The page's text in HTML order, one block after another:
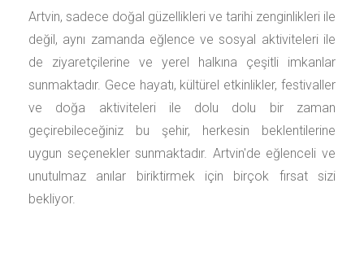
Artvin, sadece doğal güzellikleri ve tarihi zenginlikleri ile
değil, aynı zamanda eğlence ve sosyal aktiviteleri ile
de ziyaretçilerine ve yerel halkına çeşitli imkanlar
sunmaktadır. Gece hayatı, kültürel etkinlikler, festivaller
ve doğa aktiviteleri ile dolu dolu bir zaman
geçirebileceğiniz bu şehir, herkesin beklentilerine
uygun seçenekler sunmaktadır. Artvin'de eğlenceli ve
unutulmaz anılar biriktirmek için birçok fırsat sizi
bekliyor.